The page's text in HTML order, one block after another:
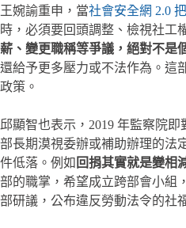
王婉諭重申，當社會安全網 2.0
時，必須要回頭調整、檢視社工
薪、變更職稱等爭議，絕對不是
還給予更多壓力或不法作為。這
政策。
邱顯智也表示，2019 年監察院
部長期漠視委辦或補助辦理的法
件低落。例如 回捐其實就是變相
部的職掌，希望成立跨部會小組
部研議，公布違反勞動法令的社